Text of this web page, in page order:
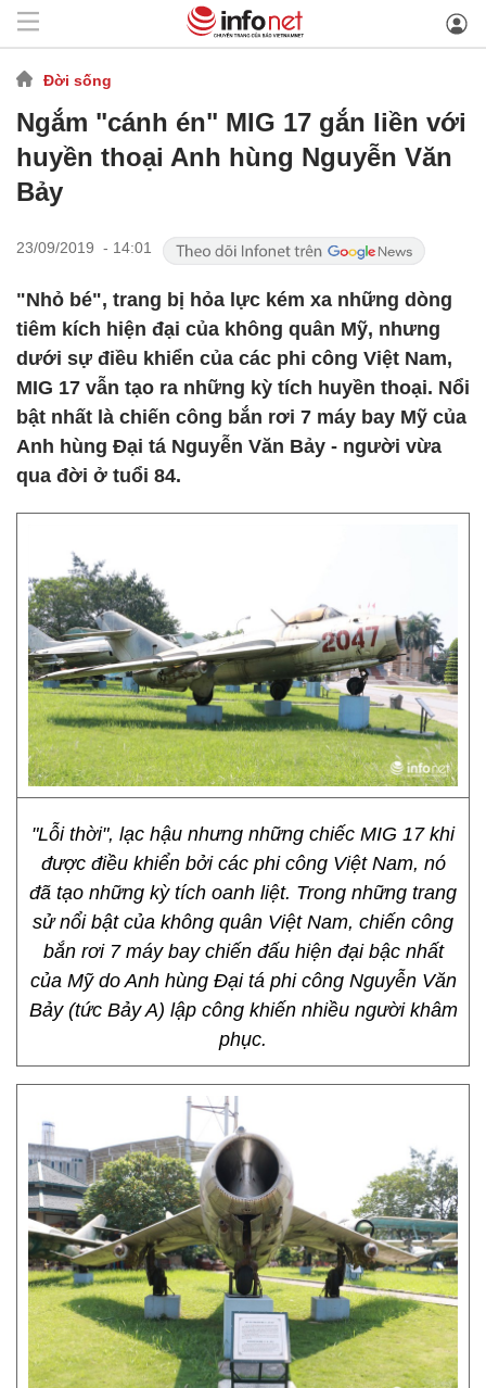
Đời sống
Ngắm "cánh én" MIG 17 gắn liền với
huyền thoại Anh hùng Nguyễn Văn
Bảy
23/09/2019 - 14:01
"Nhỏ bé", trang bị hỏa lực kém xa những dòng
tiêm kích hiện đại của không quân Mỹ, nhưng
dưới sự điều khiển của các phi công Việt Nam,
MIG 17 vẫn tạo ra những kỳ tích huyền thoại. Nổi
bật nhất là chiến công bắn rơi 7 máy bay Mỹ của
Anh hùng Đại tá Nguyễn Văn Bảy - người vừa
qua đời ở tuổi 84.
"Lỗi thời", lạc hậu nhưng những chiếc MIG 17 khi
được điều khiển bởi các phi công Việt Nam, nó
đã tạo những kỳ tích oanh liệt. Trong những trang
sử nổi bật của không quân Việt Nam, chiến công
bắn rơi 7 máy bay chiến đấu hiện đại bậc nhất
của Mỹ do Anh hùng Đại tá phi công Nguyễn Văn
Bảy (tức Bảy A) lập công khiến nhiều người khâm
phục.